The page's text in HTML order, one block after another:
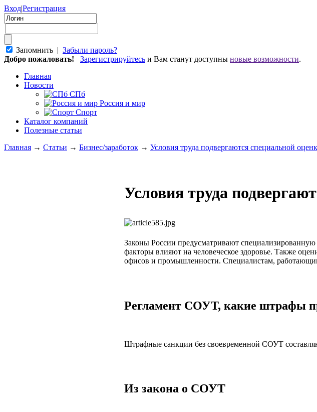
Вход|Регистрация
Запомнить | Забыли пароль?
Добро пожаловать!
Зарегистрируйтесь и Вам станут доступны новые возможности.
Главная
Новости
СПб
Россия и мир
Спорт
Каталог компаний
Полезные статьи
Главная → Статьи → Бизнес/заработок → Условия труда подвергаются специальной
Условия труда
Законы России предусматривают
факторы влияют на человеческое здоровье. Также
офисов и промышленности. Специалистам,
Регламент СОУТ, какие штрафы
Штрафные санкции без своевременной СОУТ
Из закона о СОУТ